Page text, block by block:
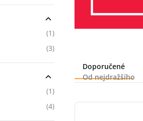
Řazení
Doporučené
Od nejdražšího
(1)
(3)
(1)
(4)